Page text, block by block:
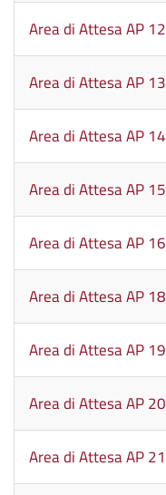
Area di Attesa AP 12
Area di Attesa AP 13
Area di Attesa AP 14
Area di Attesa AP 15
Area di Attesa AP 16
Area di Attesa AP 18
Area di Attesa AP 19
Area di Attesa AP 20
Area di Attesa AP 21